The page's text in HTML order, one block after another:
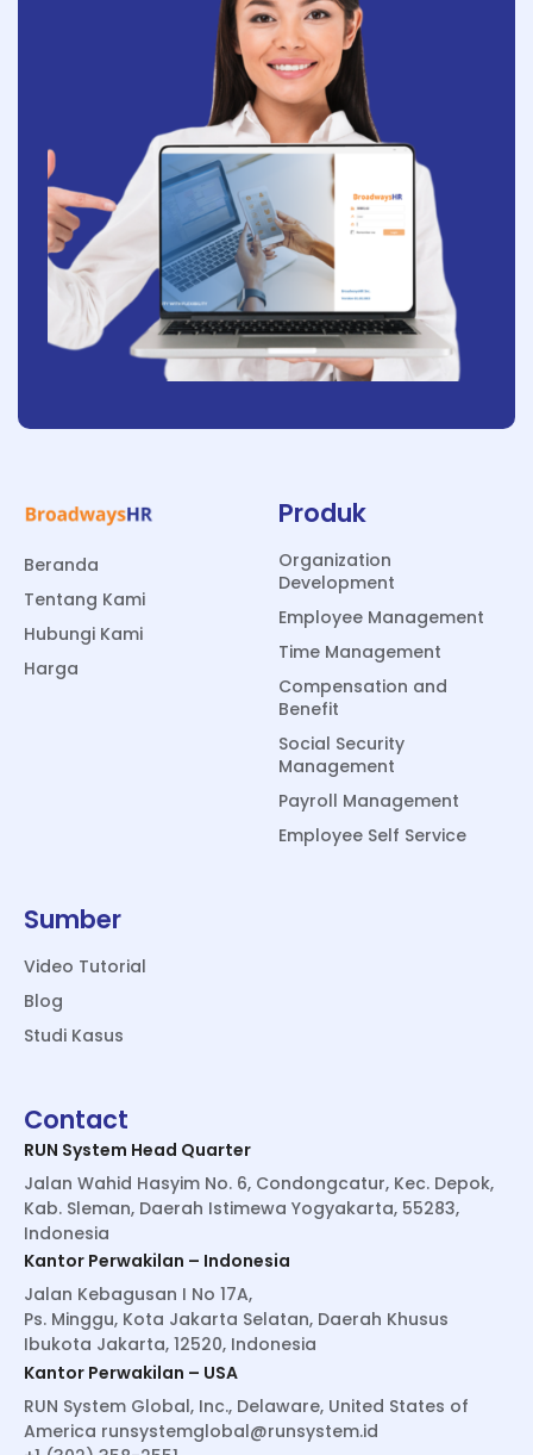
Beranda
Tentang Kami
Hubungi Kami
Harga
Produk
Organization
Development
Employee Management
Time Management
Compensation and
Benefit
Social Security
Management
Payroll Management
Employee Self Service
Sumber
Video Tutorial
Blog
Studi Kasus
Contact
RUN System Head Quarter
Jalan Wahid Hasyim No. 6, Condongcatur, Kec. Depok,
Kab. Sleman, Daerah Istimewa Yogyakarta, 55283,
Indonesia
Kantor Perwakilan – Indonesia
Jalan Kebagusan I No 17A,
Ps. Minggu, Kota Jakarta Selatan, Daerah Khusus
Ibukota Jakarta, 12520, Indonesia
Kantor Perwakilan – USA
RUN System Global, Inc., Delaware, United States of
America runsystemglobal@runsystem.id